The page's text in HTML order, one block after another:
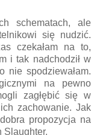
schematach, ale
się nudzić.
czekałam na to,
i tak nadchodził w
nie spodziewałam.
na pewno
zagłębić się w
zachowanie. Jak
propozycja na
Slaughter.